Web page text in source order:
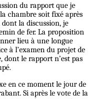
du rapport que je
chambre soit fixé après
la discussion, je
de fer. La proposition
lieu à une longue
à l’examen du projet de
dont le rapport n’est pas
en ce moment le jour de
Si après le vote de la